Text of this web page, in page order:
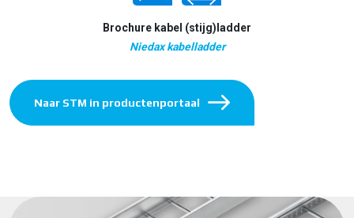
Brochure kabel (stijg)ladder
Niedax kabelladder
Naar STM in productenportaal